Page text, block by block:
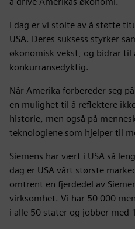
I dag er vi stolte av å støtte
USA. Deres suksess styrker
økonomisk vekst, og bidrar til
konkurransedyktig.
Når Amerika forbereder seg
en mulighet til å reflektere
historie, men også på
teknologiene som hjelper til
Siemens har vært i USA så
dag er USA vårt største
omtrent en fjerdedel av
virksomhet. Vi har 50 000
i alle 50 stater og jobber med